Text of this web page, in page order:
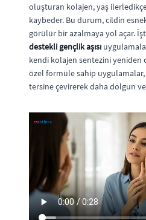
oluşturan kolajen, yaş ilerledikçe
kaybeder. Bu durum, cildin
görülür bir azalmaya yol açar.
destekli gençlik aşısı
kendi kolajen sentezini yeniden
özel formüle sahip
tersine çevirerek daha dolgun